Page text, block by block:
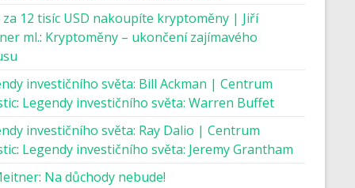
za 12 tisíc USD nakoupíte kryptoměny | Jiří
ml.: Kryptoměny – ukončení zajímavého
investičního světa: Bill Ackman | Centrum
: Legendy investičního světa: Warren Buffet
investičního světa: Ray Dalio | Centrum
: Legendy investičního světa: Jeremy Grantham
: Na důchody nebude!